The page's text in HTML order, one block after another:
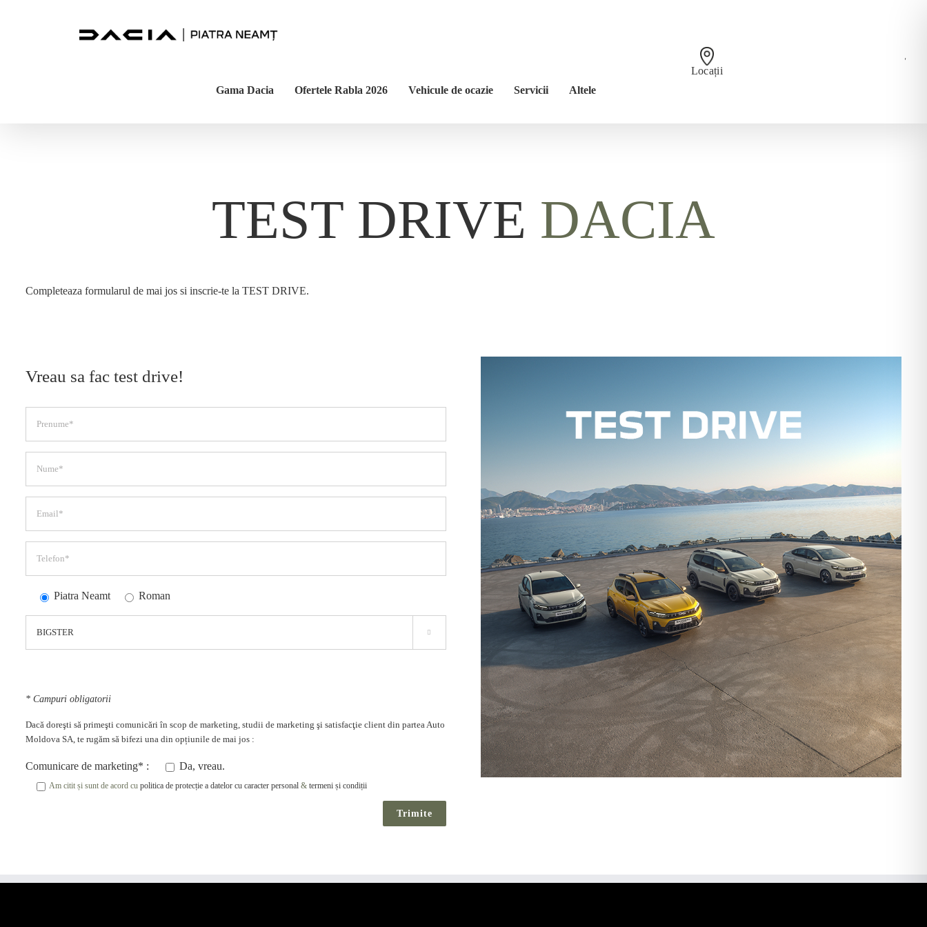
Gama Dacia Ofertele Rabla 2026 Vehicule de ocazie Servicii Altele
Locații
'
TEST DRIVE DACIA
Completeaza formularul de mai jos si inscrie-te la TEST DRIVE.
Vreau sa fac test drive!
Piatra Neamt Roman

* Campuri obligatorii
Dacă doreşti să primeşti comunicări în scop de marketing, studii de marketing şi satisfacţie client din partea Auto
Moldova SA, te rugăm să bifezi una din opțiunile de mai jos :
Comunicare de marketing* : Da, vreau.
Am citit și sunt de acord cu politica de protecție a datelor cu caracter personal & termeni și condiții